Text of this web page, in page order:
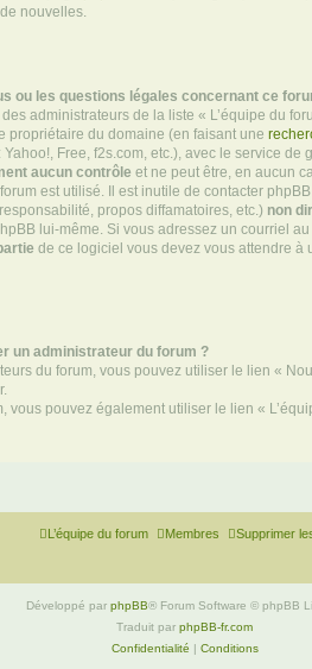
nouvelles.
ou les questions légales concernant ce
administrateurs de la liste « L’équipe du
propriétaire du domaine (en faisant une
Free, f2s.com, etc.), avec le service de
aucun contrôle et ne peut être, en aucun
est utilisé. Il est inutile de contacter
propos diffamatoires, etc.) non
lui-même. Si vous adressez un courriel
de ce logiciel vous devez vous attendre à
un administrateur du forum ?
du forum, vous pouvez utiliser le lien «
vous pouvez également utiliser le lien «
Supprimer
Membres
L’équipe du forum
Développé par phpBB® Forum Software © phpBB
Traduit par phpBB-fr.com
Confidentialité | Conditions